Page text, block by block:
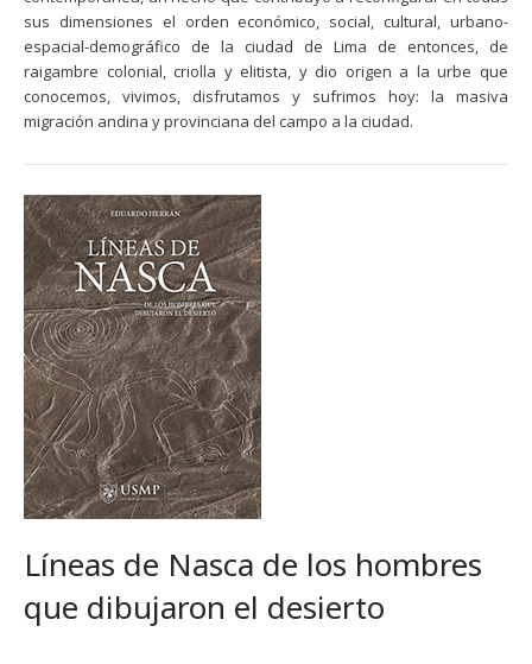
sus dimensiones el orden económico, social, cultural, urbano-
espacial-demográfico de la ciudad de Lima de entonces, de
raigambre colonial, criolla y elitista, y dio origen a la urbe que
conocemos, vivimos, disfrutamos y sufrimos hoy: la masiva
migración andina y provinciana del campo a la ciudad.
Líneas de Nasca de los hombres
que dibujaron el desierto